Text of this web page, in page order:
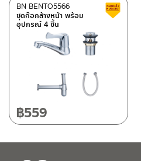
ชุดก๊อกล้างหน้า พร้อม
อุปกรณ์ 4 ชิ้น
BN BENTO5566
฿559